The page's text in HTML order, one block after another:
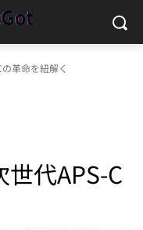
革命を紐解く
代APS-C